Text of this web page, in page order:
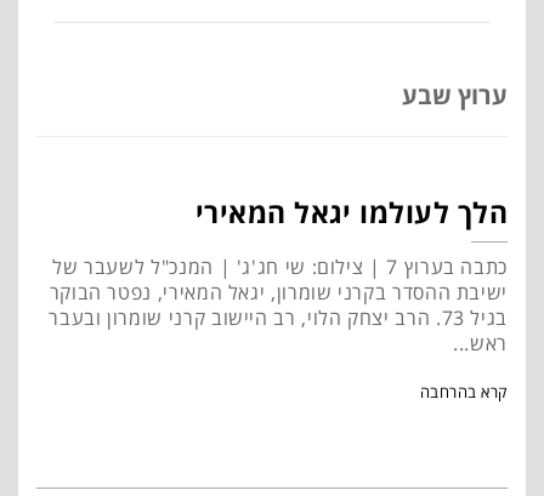
ערוץ שבע
הלך לעולמו יגאל המאירי
כתבה בערוץ 7 | צילום: שי חג'ג' | המנכ"ל לשעבר של
ישיבת ההסדר בקרני שומרון, יגאל המאירי, נפטר הבוקר
בגיל 73. הרב יצחק הלוי, רב היישוב קרני שומרון ובעבר
ראש...
קרא בהרחבה